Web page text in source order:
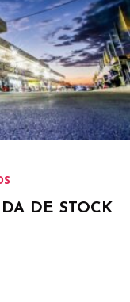
DE STOCK